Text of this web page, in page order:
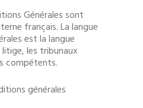
Générales sont
français. La langue
est la langue
les tribunaux
compétents.
générales